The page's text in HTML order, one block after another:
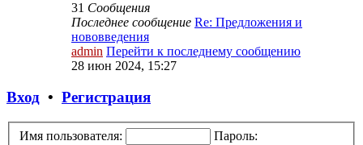
31 Сообщения
Последнее сообщение Re: Предложения и
нововведения
admin Перейти к последнему сообщению
28 июн 2024, 15:27
Вход • Регистрация
Имя пользователя:
Пароль: